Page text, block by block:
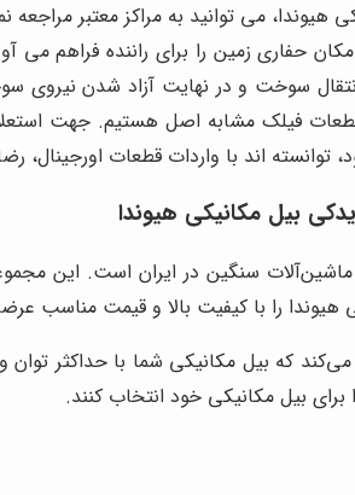
می توانید به مراکز معتبر مراجعه
زمین را برای راننده فراهم می
سوخت و در نهایت آزاد شدن نیروی
فیلک مشابه اصل هستیم. جهت
اند با واردات قطعات اورجینال،
بیل مکانیکی هیوندا
سنگین در ایران است. این
هیوندا را با کیفیت بالا و قیمت مناسب
می‌کند که بیل مکانیکی شما با حداکثر
بیل مکانیکی خود انتخاب کنند.